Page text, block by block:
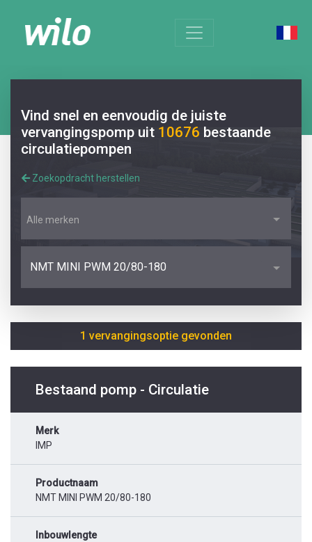
Vind snel en eenvoudig de juiste
vervangingspomp uit 10676 bestaande
circulatiepompen
Zoekopdracht herstellen
Alle merken
NMT MINI PWM 20/80-180
1 vervangingsoptie gevonden
Bestaand pomp - Circulatie
Merk
IMP
Productnaam
NMT MINI PWM 20/80-180
Inbouwlengte